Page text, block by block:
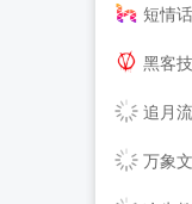
短情话-
黑客技术教
追月流涟教程网 - 最优秀
万象文库 -